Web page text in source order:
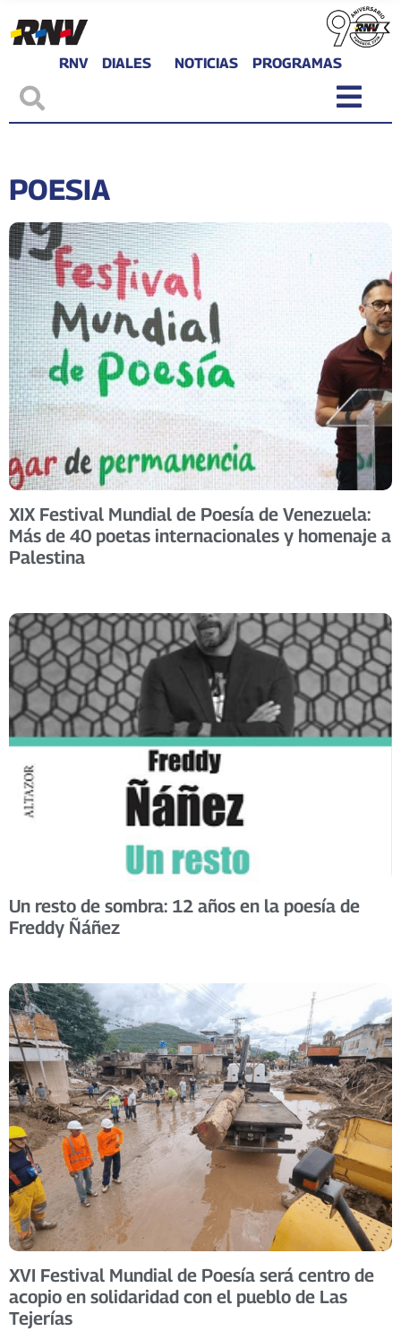
RNV DIALES NOTICIAS PROGRAMAS
POESIA
XIX Festival Mundial de Poesía de Venezuela:
Más de 40 poetas internacionales y homenaje a
Palestina
Un resto de sombra: 12 años en la poesía de
Freddy Ñáñez
XVI Festival Mundial de Poesía será centro de
acopio en solidaridad con el pueblo de Las
Tejerías